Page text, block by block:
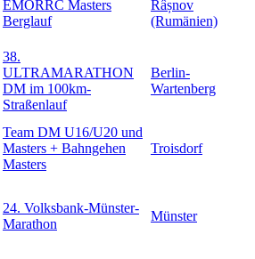
EMORRC Masters
Berglauf
Râșnov
(Rumänien)
38.
ULTRAMARATHON
DM im 100km-
Straßenlauf
Berlin-
Wartenberg
Team DM U16/U20 und
Masters + Bahngehen
Masters
Troisdorf
24. Volksbank-Münster-
Marathon
Münster